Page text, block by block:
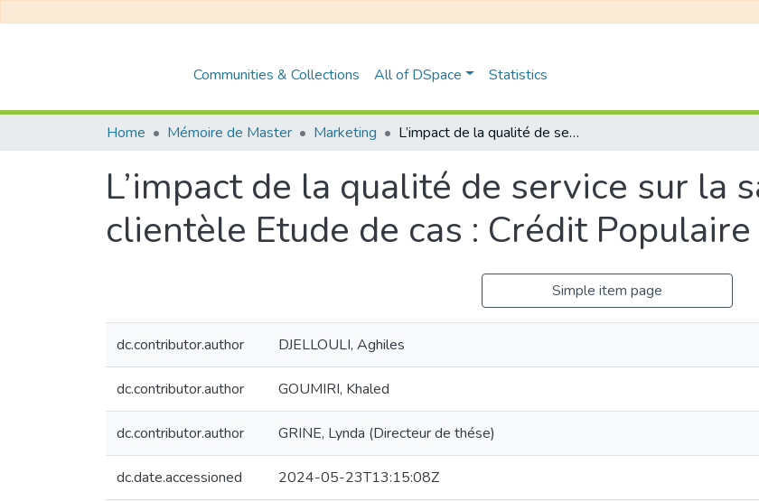
Communities & Collections All of DSpace Statistics
Home Mémoire de Master Marketing L’impact de la qualité de service sur la satisfaction de la clientèle Etude de cas : Crédit Populaire d’Algérie
L’impact de la qualité de service sur la
clientèle Etude de cas : Crédit Populaire
Simple item page
dc.contributor.author DJELLOULI, Aghiles
dc.contributor.author GOUMIRI, Khaled
dc.contributor.author GRINE, Lynda (Directeur de thése)
dc.date.accessioned 2024-05-23T13:15:08Z